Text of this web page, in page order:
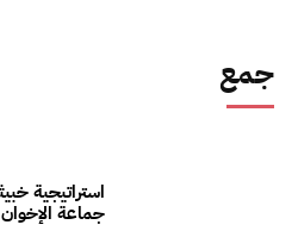
جمع
استراتيجية
جماعة الإخوان